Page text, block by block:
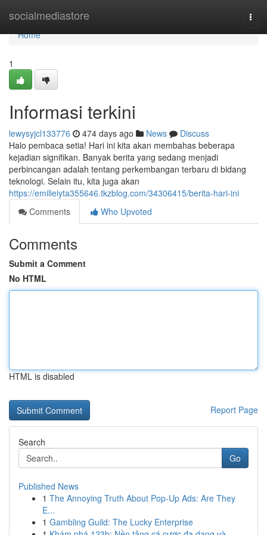
socialmediastore
Home
Home
1
Informasi terkini
lewysyjcl133776 474 days ago News
Discuss
Halo pembaca setia! Hari ini kita akan membahas beberapa
kejadian signifikan. Banyak berita yang sedang menjadi
perbincangan adalah tentang perkembangan terbaru di bidang
teknologi. Selain itu, kita juga akan
https://emilieiyta355646.tkzblog.com/34306415/berita-hari-ini
Comments
Who Upvoted
Comments
Submit a Comment
No HTML
HTML is disabled
Report Page
Search
Go
Published News
1 The Annoying Truth About Pop-Up Ads: Are They
E...
1 Gambling Guild: The Lucky Enterprise